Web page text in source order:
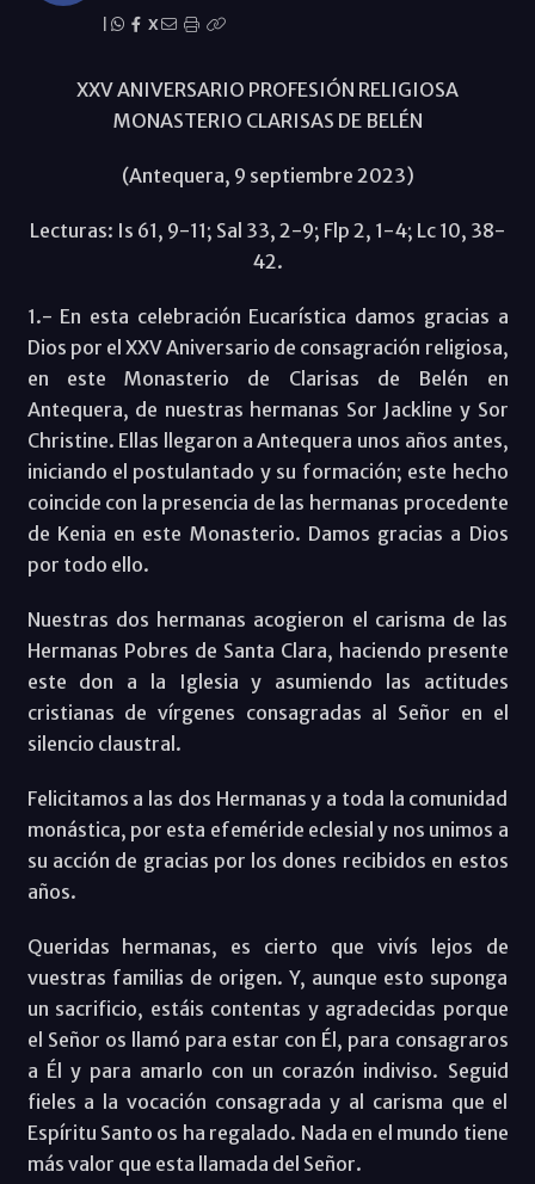
X
XXV ANIVERSARIO PROFESIÓN RELIGIOSA
MONASTERIO CLARISAS DE BELÉN
(Antequera, 9 septiembre 2023)
Lecturas: Is 61, 9-11; Sal 33, 2-9; Flp 2, 1-4; Lc 10, 38-
42.
1.- En esta celebración Eucarística damos gracias a
Dios por el XXV Aniversario de consagración religiosa,
en este Monasterio de Clarisas de Belén en
Antequera, de nuestras hermanas Sor Jackline y Sor
Christine. Ellas llegaron a Antequera unos años antes,
iniciando el postulantado y su formación; este hecho
coincide con la presencia de las hermanas procedente
de Kenia en este Monasterio. Damos gracias a Dios
por todo ello.
Nuestras dos hermanas acogieron el carisma de las
Hermanas Pobres de Santa Clara, haciendo presente
este don a la Iglesia y asumiendo las actitudes
cristianas de vírgenes consagradas al Señor en el
silencio claustral.
Felicitamos a las dos Hermanas y a toda la comunidad
monástica, por esta efeméride eclesial y nos unimos a
su acción de gracias por los dones recibidos en estos
años.
Queridas hermanas, es cierto que vivís lejos de
vuestras familias de origen. Y, aunque esto suponga
un sacrificio, estáis contentas y agradecidas porque
el Señor os llamó para estar con Él, para consagraros
a Él y para amarlo con un corazón indiviso. Seguid
fieles a la vocación consagrada y al carisma que el
Espíritu Santo os ha regalado. Nada en el mundo tiene
más valor que esta llamada del Señor.